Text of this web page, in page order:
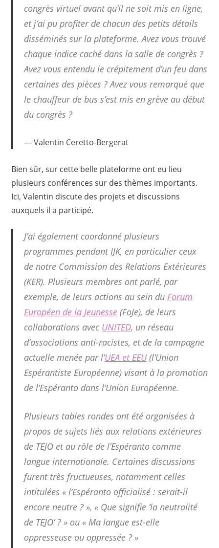
congrès virtuel avant qu’il ne soit mis en ligne,
et j’ai pu profiter de chacun des petits détails
disséminés sur la plateforme. Avez vous trouvé
chaque indice caché dans la salle de congrès ?
Avez vous entendu le crépitement d’un feu dans
certaines des pièces ? Avez vous remarqué que
le chauffeur de bus s’est mis en grève au début
du congrès ?
Valentin Ceretto-Bergerat
Bien sûr, sur cette belle plateforme ont eu lieu
plusieurs conférences sur des thèmes importants.
Ici, Valentin discute des projets et discussions
auxquels il a participé.
J’ai également coordonné plusieurs
programmes pendant IJK, en particulier ceux
de notre Commission des Relations Extérieures
(KER). Plusieurs membres ont parlé, par
exemple, de leurs actions au sein du Forum
Européen de la Jeunesse (FoJe), de leurs
collaborations avec UNITED, un réseau
d’associations anti-racistes, et de la campagne
actuelle menée par l’UEA et EEU(l’Union
Espérantiste Européenne) visant à la promotion
de l’Espéranto dans l’Union Européenne.
Plusieurs tables rondes ont été organisées à
propos de sujets liés aux relations extérieures
de TEJO et au rôle de l’Espéranto comme
langue internationale. Certaines discussions
furent très fructueuses, notamment celles
intitulées « l’Espéranto officialisé : serait-il
encore neutre ? », « Que signifie ‘la neutralité
de TEJO’ ? » ou « Ma langue est-elle
oppresseuse ou oppressée ? »